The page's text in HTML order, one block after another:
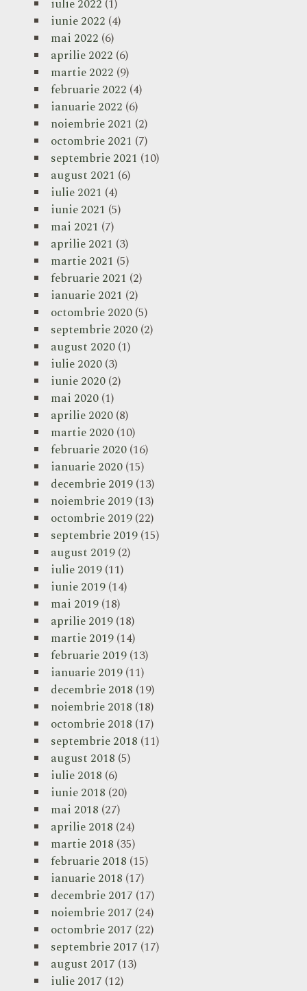
iulie 2022 (1)
iunie 2022 (4)
mai 2022 (6)
aprilie 2022 (6)
martie 2022 (9)
februarie 2022 (4)
ianuarie 2022 (6)
noiembrie 2021 (2)
octombrie 2021 (7)
septembrie 2021 (10)
august 2021 (6)
iulie 2021 (4)
iunie 2021 (5)
mai 2021 (7)
aprilie 2021 (3)
martie 2021 (5)
februarie 2021 (2)
ianuarie 2021 (2)
octombrie 2020(5)
septembrie 2020(2)
august 2020(1)
iulie 2020(3)
iunie 2020(2)
mai 2020(1)
aprilie 2020(8)
martie 2020(10)
februarie 2020(16)
ianuarie 2020(15)
decembrie 2019(13)
noiembrie 2019(13)
octombrie 2019(22)
septembrie 2019(15)
august 2019(2)
iulie 2019(11)
iunie 2019(14)
mai 2019(18)
aprilie 2019(18)
martie 2019(14)
februarie 2019(13)
ianuarie 2019(11)
decembrie 2018 (19)
noiembrie 2018 (18)
octombrie 2018 (17)
septembrie 2018 (11)
august 2018 (5)
iulie 2018 (6)
iunie 2018 (20)
mai 2018 (27)
aprilie 2018 (24)
martie 2018 (35)
februarie 2018 (15)
ianuarie 2018 (17)
decembrie 2017 (17)
noiembrie 2017 (24)
octombrie 2017 (22)
septembrie 2017 (17)
august 2017 (13)
iulie 2017 (12)